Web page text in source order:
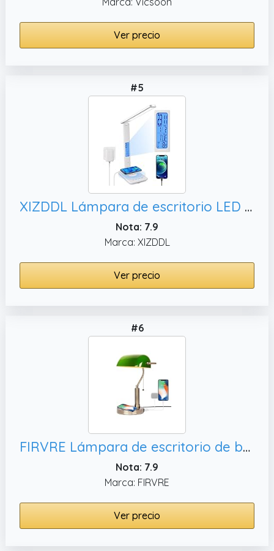
Ver precio
#5
XIZDDL Lámpara de escritorio LED con cargador inalámbrico, termómetro y lámpara de escritorio de
Nota: 7.9
Marca: XIZDDL
Ver precio
#6
FIRVRE Lámpara de escritorio de banquero de vidrio Lámpara de mesa retro clásica tradicional con cargador inalámbrico y puerto USB Interruptor de cadena de tracción de latón de metal antiguo (Verde)
Nota: 7.9
Marca: FIRVRE
Ver precio